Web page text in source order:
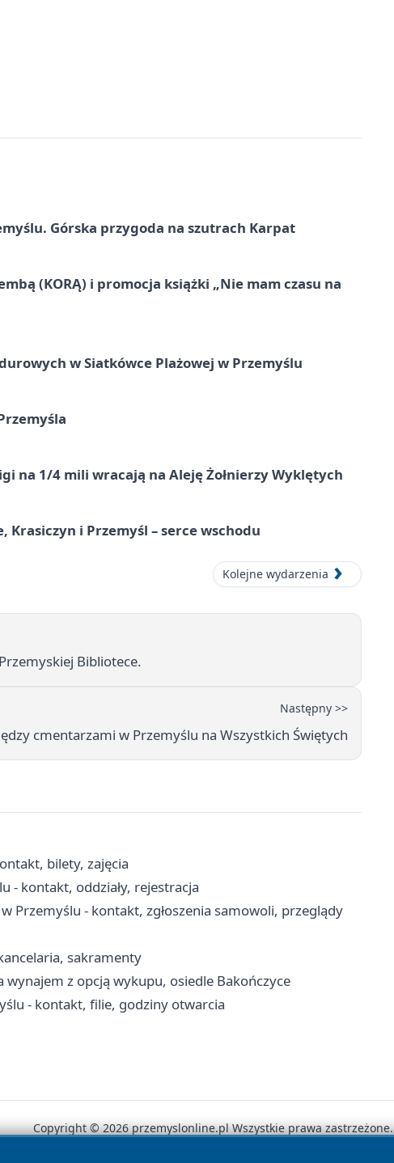
Górska przygoda na szutrach Karpat
(KORĄ) i promocja książki „Nie mam czasu na
w Siatkówce Plażowej w Przemyślu
na 1/4 mili wracają na Aleję Żołnierzy Wyklętych
i Przemyśl – serce wschodu
Kolejne wydarzenia
Bibliotece.
Następny >>
cmentarzami w Przemyślu na Wszystkich Świętych
bilety, zajęcia
- kontakt, oddziały, rejestracja
Przemyślu - kontakt, zgłoszenia samowoli, przeglądy
sakramenty
z opcją wykupu, osiedle Bakończyce
- kontakt, filie, godziny otwarcia
Copyright © 2026 przemyslonline.pl Wszystkie prawa zastrzeżone.